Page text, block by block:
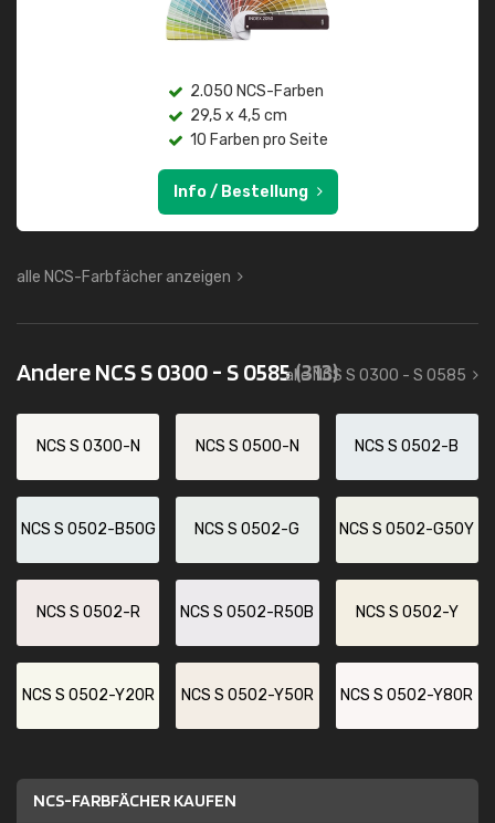
2.050 NCS-Farben
29,5 x 4,5 cm
10 Farben pro Seite
Info / Bestellung
alle NCS-Farbfächer anzeigen
Andere NCS S 0300 - S 0585(313)
alle NCS S 0300 - S 0585
NCS S 0300-N NCS S 0500-N NCS S 0502-B
NCS S 0502-B50G NCS S 0502-G NCS S 0502-G50Y
NCS S 0502-R NCS S 0502-R50B NCS S 0502-Y
NCS S 0502-Y20R NCS S 0502-Y50R NCS S 0502-Y80R
NCS-FARBFÄCHER KAUFEN